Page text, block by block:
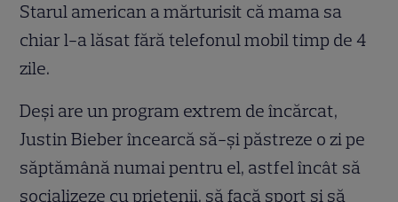
Starul american a mărturisit că mama sa
chiar l-a lăsat fără telefonul mobil timp de 4
zile.
Deşi are un program extrem de încărcat,
Justin Bieber încearcă să-şi păstreze o zi pe
săptămână numai pentru el, astfel încât să
socializeze cu prietenii, să facă sport şi să